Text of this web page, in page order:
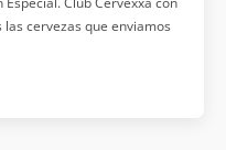
cervezas que enviamos